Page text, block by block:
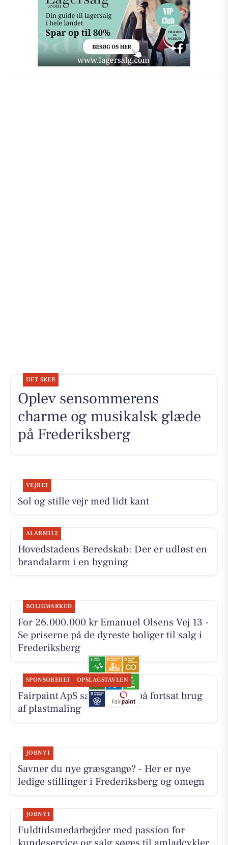
DET SKER
Oplev sensommerens
charme og musikalsk glæde
på Frederiksberg
VEJRET
Sol og stille vejr med lidt kant
ALARM112
Hovedstadens Beredskab: Der er udløst en
brandalarm i en bygning
BOLIGMARKED
For 26.000.000 kr Emanuel Olsens Vej 13 -
Se priserne på de dyreste boliger til salg i
Frederiksberg
SPONSORERET OPSLAGSTAVLEN
Fairpaint ApS sætter fokus på fortsat brug
af plastmaling
JOBNYT
Savner du nye græsgange? - Her er nye
ledige stillinger i Frederiksberg og omegn
JOBNYT
Fuldtidsmedarbejder med passion for